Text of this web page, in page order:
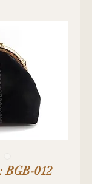
BGB-012